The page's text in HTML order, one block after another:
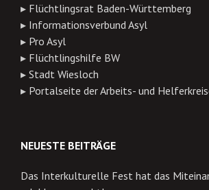
▸ Flüchtlingsrat Baden-Württemberg
▸ Informationsverbund Asyl
▸ Pro Asyl
▸ Flüchtlingshilfe BW
▸ Stadt Wiesloch
▸ Portalseite der Arbeits- und
NEUESTE BEITRÄGE
Das Interkulturelle Fest hat das